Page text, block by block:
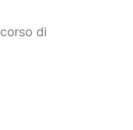
di